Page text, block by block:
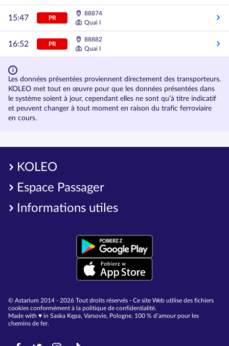
15:47 PR
88874
Quai I
16:52 PR
88882
Quai I
Les données présentées proviennent directement des transporteurs.
KOLEO met tout en œuvre pour que les données présentées dans
le système soient à jour, cependant elles ne sont qu’à titre indicatif
et peuvent changer à tout moment en raison du trafic ferroviaire
en cours.
KOLEO
Espace Passager
Informations utiles
© Astarium 2014 - 2026 Tout droits réservés - Ce site Web utilise des fichiers
cookies conformément à la politique de confidentialité.
Made with ♥︎ in Saska Kępa, Varsovie, Pologne. 100 % d’amour pour les
chemins de fer.